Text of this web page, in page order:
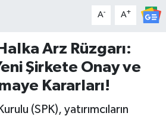
A- A+
Arz Rüzgarı:
Şirkete Onay ve
Kararları!
(SPK), yatırımcıların